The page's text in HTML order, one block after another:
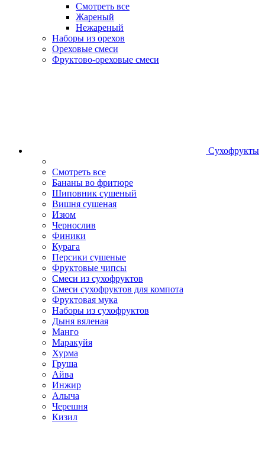
Смотреть все
Жареный
Нежареный
Наборы из орехов
Ореховые смеси
Фруктово-ореховые смеси
Сухофрукты
Смотреть все
Бананы во фритюре
Шиповник сушеный
Вишня сушеная
Изюм
Чернослив
Финики
Курага
Персики сушеные
Фруктовые чипсы
Смеси из сухофруктов
Смеси сухофруктов для компота
Фруктовая мука
Наборы из сухофруктов
Дыня вяленая
Манго
Маракуйя
Хурма
Груша
Айва
Инжир
Алыча
Черешня
Кизил